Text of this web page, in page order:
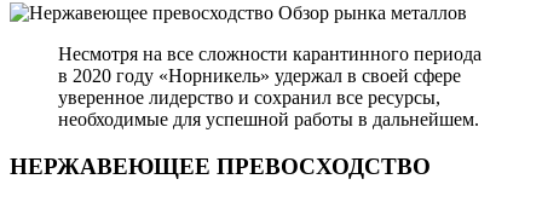
Обзор рынка металлов
Несмотря на все сложности карантинного периода
в 2020 году «Норникель» удержал в своей сфере
уверенное лидерство и сохранил все ресурсы,
необходимые для успешной работы в дальнейшем.
НЕРЖАВЕЮЩЕЕ ПРЕВОСХОДСТВО